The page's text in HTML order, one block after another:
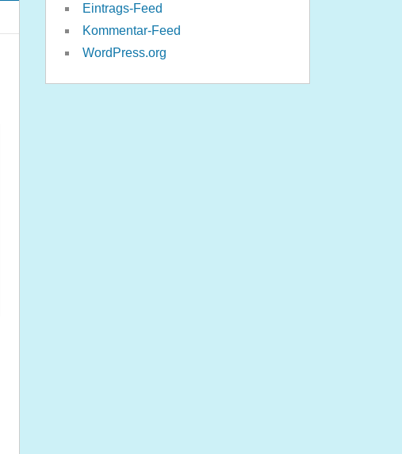
Eintrags-Feed
Kommentar-Feed
WordPress.org